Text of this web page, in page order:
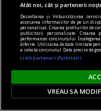
la faţa timpului
Sofisme combinate
Și în cazul
dintre „public” și
Atât noi, cât și partenerii
Dezvoltarea și îmbunătățirea
accesarea informațiilor de pe un
personalizat. Crearea profilurilor de
publicității personalizate. Crearea
performanței conținutului.
diferite. Utilizarea de date limitate
a selecta conținutul. Date precise de
Listă parteneri (furnizori)
VREAU SA